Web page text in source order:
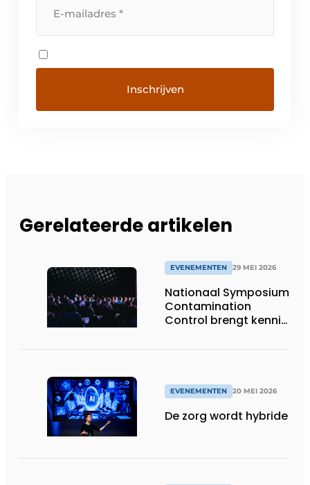
Gerelateerde artikelen
EVENEMENTEN 29 MEI 2026
Nationaal Symposium
Contamination
Control brengt kennis,
EVENEMENTEN 20 MEI 2026
De zorg wordt hybride